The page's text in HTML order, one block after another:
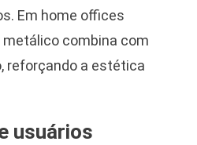
Em home offices
combina com
reforçando a estética
usuários